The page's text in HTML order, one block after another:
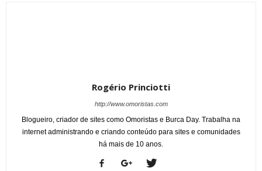
Rogério Princiotti
http://www.omoristas.com
Blogueiro, criador de sites como Omoristas e Burca Day. Trabalha na
internet administrando e criando conteúdo para sites e comunidades
há mais de 10 anos.